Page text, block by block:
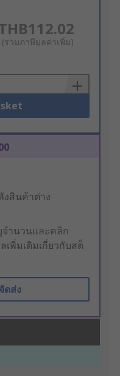
(รวมภาษีมูลค่าเพิ่ม)
สินค้าต่าง
จำนวนและคลิก
เพิ่มเติมเกี่ยวกับสต็
ดส่ง